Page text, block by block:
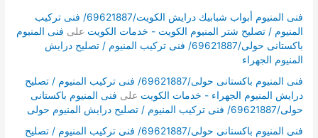
فنى المنيوم أبواب شبابيك درايش الكويت/69621887/ فنى تركيب
المنيوم / تصليح شتر المنيوم الكويت - خدمات الكويت على فنى المنيوم
باكستانى حولى/69621887/ فنى تركيب المنيوم / تصليح درايش
المنيوم الجهراء
فنى المنيوم باكستانى حولى/69621887/ فنى تركيب المنيوم / تصليح
درايش المنيوم الجهراء - خدمات الكويت على فنى المنيوم باكستانى
حولى/69621887/ فنى تركيب المنيوم / تصليح درايش المنيوم حولى
فنى المنيوم باكستانى حولى/69621887/ فنى تركيب المنيوم / تصليح